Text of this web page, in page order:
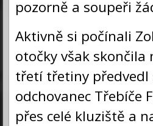
pozorně a soupeři
Aktivně si počínali
otočky však
třetí třetiny předvedl
odchovanec Třebíče
přes celé kluziště a